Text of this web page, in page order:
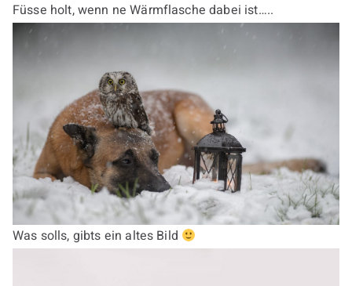
Füsse holt, wenn ne Wärmflasche dabei ist…..
Was solls, gibts ein altes Bild